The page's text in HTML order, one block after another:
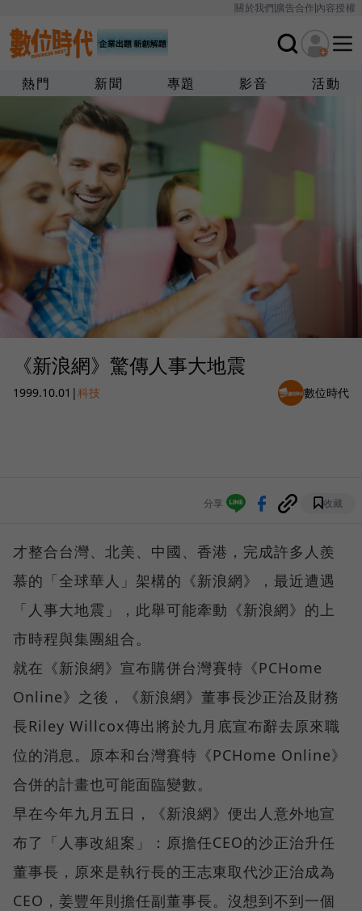
關於我們廣告合作內容授權
熱門 新聞 專題 影音 活動
《新浪網》驚傳人事大地震
1999.10.01 |科技 數位時代
分享 收藏
才整合台灣、北美、中國、香港，完成許多人羨
慕的「全球華人」架構的《新浪網》，最近遭遇
「人事大地震」，此舉可能牽動《新浪網》的上
市時程與集團組合。
就在《新浪網》宣布購併台灣賽特《PCHome
Online》之後，《新浪網》董事長沙正治及財務
長Riley Willcox傳出將於九月底宣布辭去原來職
位的消息。原本和台灣賽特《PCHome Online》
合併的計畫也可能面臨變數。
早在今年九月五日，《新浪網》便出人意外地宣
布了「人事改組案」：原擔任CEO的沙正治升任
董事長，原來是執行長的王志東取代沙正治成為
CEO，姜豐年則擔任副董事長。沒想到不到一個